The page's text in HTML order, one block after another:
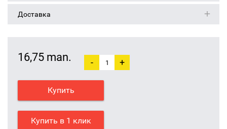
Доставка
16,75 man. - +
Купить
Купить в 1 клик